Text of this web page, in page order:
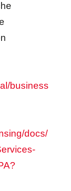
business
docs/